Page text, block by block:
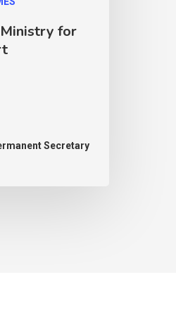
for
Secretary